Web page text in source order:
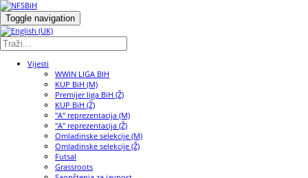
Toggle navigation
Vijesti
WWIN LIGA BIH
KUP BiH (M)
Premijer liga BiH (Ž)
KUP BiH (Ž)
"A" reprezentacija (M)
"A" reprezentacija (Ž)
Omladinske selekcije (M)
Omladinske selekcije (Ž)
Futsal
Grassroots